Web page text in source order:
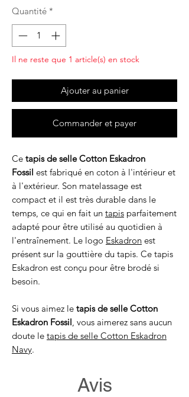
Quantité *
Il ne reste que 1 article(s) en stock
Ajouter au panier
Commander et payer
Ce tapis de selle Cotton Eskadron
Fossil est fabriqué en coton à l'intérieur et
à l'extérieur. Son matelassage est
compact et il est très durable dans le
temps, ce qui en fait un tapis parfaitement
adapté pour être utilisé au quotidien à
l'entraînement. Le logo Eskadron est
présent sur la gouttière du tapis. Ce tapis
Eskadron est conçu pour être brodé si
besoin.
Si vous aimez le tapis de selle Cotton
Eskadron Fossil, vous aimerez sans aucun
doute le tapis de selle Cotton Eskadron
Navy.
Avis